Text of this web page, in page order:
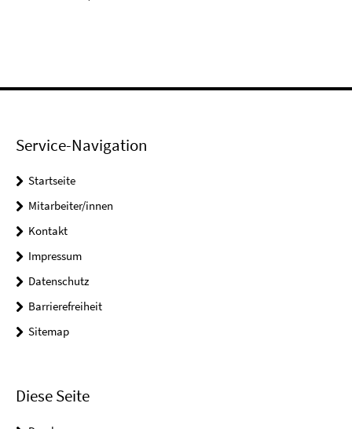
Service-Navigation
Startseite
Mitarbeiter/innen
Kontakt
Impressum
Datenschutz
Barrierefreiheit
Sitemap
Diese Seite